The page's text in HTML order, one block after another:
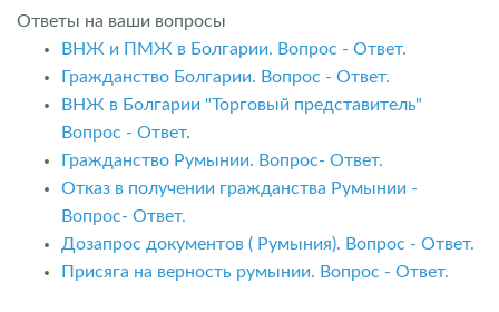
Ответы на ваши вопросы
ВНЖ и ПМЖ в Болгарии. Вопрос - Ответ.
Гражданство Болгарии. Вопрос - Ответ.
ВНЖ в Болгарии "Торговый представитель"
Вопрос - Ответ.
Гражданство Румынии. Вопрос- Ответ.
Отказ в получении гражданства Румынии -
Вопрос- Ответ.
Дозапрос документов ( Румыния). Вопрос - Ответ.
Присяга на верность румынии. Вопрос - Ответ.